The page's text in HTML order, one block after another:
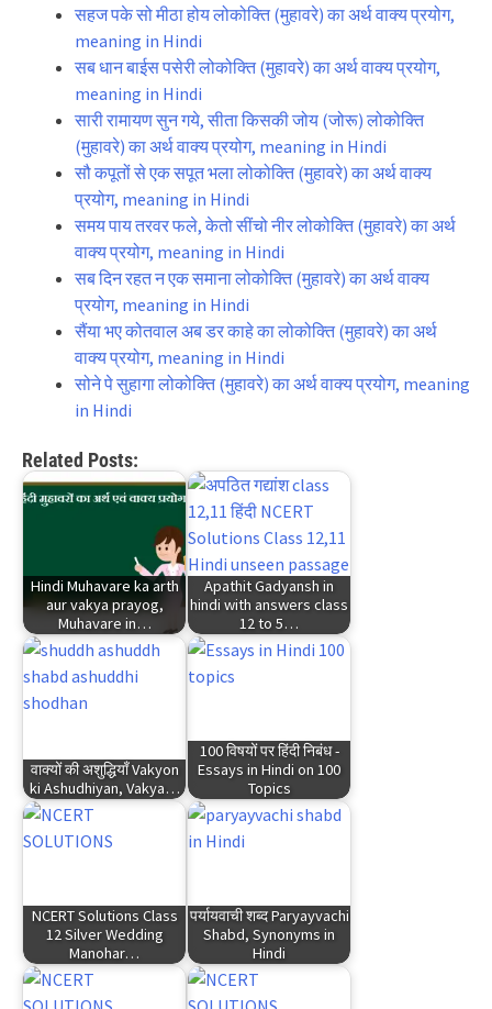
सहज पके सो मीठा होय लोकोक्ति (मुहावरे) का अर्थ वाक्य प्रयोग,
meaning in Hindi
सब धान बाईस पसेरी लोकोक्ति (मुहावरे) का अर्थ वाक्य प्रयोग,
meaning in Hindi
सारी रामायण सुन गये, सीता किसकी जोय (जोरू) लोकोक्ति
(मुहावरे) का अर्थ वाक्य प्रयोग, meaning in Hindi
सौ कपूतों से एक सपूत भला लोकोक्ति (मुहावरे) का अर्थ वाक्य
प्रयोग, meaning in Hindi
समय पाय तरवर फले, केतो सींचो नीर लोकोक्ति (मुहावरे) का अर्थ
वाक्य प्रयोग, meaning in Hindi
सब दिन रहत न एक समाना लोकोक्ति (मुहावरे) का अर्थ वाक्य
प्रयोग, meaning in Hindi
सैंया भए कोतवाल अब डर काहे का लोकोक्ति (मुहावरे) का अर्थ
वाक्य प्रयोग, meaning in Hindi
सोने पे सुहागा लोकोक्ति (मुहावरे) का अर्थ वाक्य प्रयोग, meaning
in Hindi
Related Posts:
Hindi Muhavare ka arth
aur vakya prayog,
Muhavare in…
Apathit Gadyansh in
hindi with answers class
12 to 5…
वाक्यों की अशुद्धियाँ Vakyon
ki Ashudhiyan, Vakya…
100 विषयों पर हिंदी निबंध -
Essays in Hindi on 100
Topics
NCERT Solutions Class
12 Silver Wedding
Manohar…
पर्यायवाची शब्द Paryayvachi
Shabd, Synonyms in
Hindi